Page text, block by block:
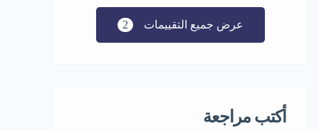
عرض جميع التقييمات 2
أكتب مراجعة